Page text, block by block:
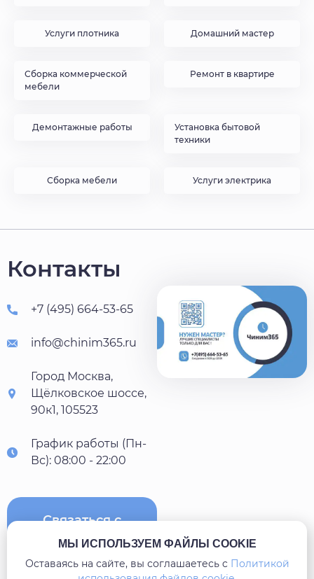
Услуги плотника Домашний мастер
Сборка коммерческой
мебели
Ремонт в квартире
Демонтажные работы
Установка бытовой
техники
Сборка мебели Услуги электрика
Контакты
+7 (495) 664-53-65
info@chinim365.ru
Город Москва,
Щёлковское шоссе,
90к1, 105523
График работы (Пн-
Вс): 08:00 - 22:00
Связаться с
МЫ ИСПОЛЬЗУЕМ ФАЙЛЫ COOKIE
Оставаясь на сайте, вы соглашаетесь c Политикой